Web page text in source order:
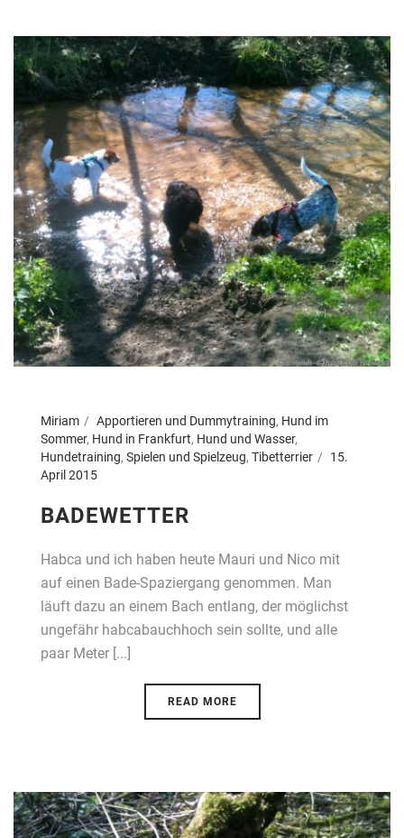
Miriam Apportieren und Dummytraining, Hund im
Sommer, Hund in Frankfurt, Hund und Wasser,
Hundetraining, Spielen und Spielzeug, Tibetterrier
15.
April 2015
BADEWETTER
Habca und ich haben heute Mauri und Nico mit
auf einen Bade-Spaziergang genommen. Man
läuft dazu an einem Bach entlang, der möglichst
ungefähr habcabauchhoch sein sollte, und alle
paar Meter [...]
READ MORE